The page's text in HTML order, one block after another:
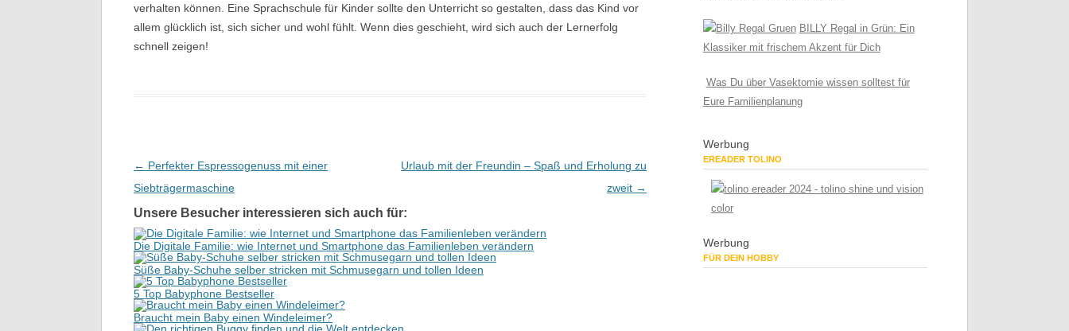
verhalten können. Eine Sprachschule für Kinder sollte den Unterricht so gestalten, dass das Kind vor
allem glücklich ist, sich sicher und wohl fühlt. Wenn dies geschieht, wird sich auch der Lernerfolg
schnell zeigen!
Beitrags-Navigation
← Perfekter Espressogenuss mit einer
Siebträgermaschine
Urlaub mit der Freundin – Spaß und Erholung zu
zweit →
Unsere Besucher interessieren sich auch für:
Die Digitale Familie: wie Internet und Smartphone das Familienleben verändern
Süße Baby-Schuhe selber stricken mit Schmusegarn und tollen Ideen
5 Top Babyphone Bestseller
Braucht mein Baby einen Windeleimer?
BILLY Regal in Grün: Ein
Klassiker mit frischem Akzent für Dich
Was Du über Vasektomie wissen solltest für
Eure Familienplanung
Werbung
EREADER TOLINO
Werbung
FÜR DEIN HOBBY